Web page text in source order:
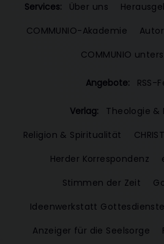
Services: Über uns
COMMUNIO-Akademie
COMMUNIO
Angebote: RSS-
Verlag:
Theologie &
Religion & Spiritualität
Herder Korrespondenz
Stimmen der Zeit
Ideenwerkstatt Gottesdienste
Anzeiger für die Seelsorge